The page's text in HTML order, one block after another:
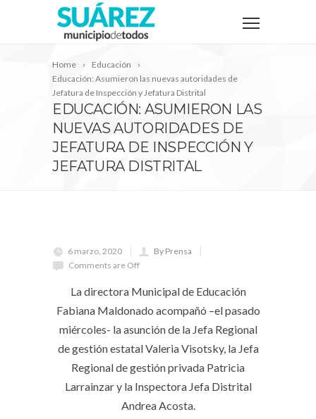
Home
Educación
Educación: Asumieron las nuevas autoridades de
Jefatura de Inspección y Jefatura Distrital
EDUCACIÓN: ASUMIERON LAS
NUEVAS AUTORIDADES DE
JEFATURA DE INSPECCIÓN Y
JEFATURA DISTRITAL
6 marzo, 2020
By Prensa
Comments are Off
La directora Municipal de Educación
Fabiana Maldonado acompañó –el pasado
miércoles- la asunción de la Jefa Regional
de gestión estatal Valeria Visotsky, la Jefa
Regional de gestión privada Patricia
Larrainzar y la Inspectora Jefa Distrital
Andrea Acosta.